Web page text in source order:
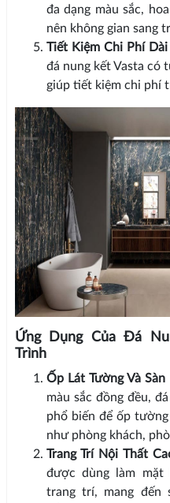
đa dạng màu sắc,
nên không gian sang
Tiết Kiệm Chi Phí Dài
đá nung kết Vasta có
giúp tiết kiệm chi phí
Ứng Dụng Của Đá
Trình
Ốp Lát Tường Và Sàn
màu sắc đồng đều,
phổ biến để ốp
như phòng khách,
Trang Trí Nội Thất
được dùng làm mặt
trang trí, mang đến